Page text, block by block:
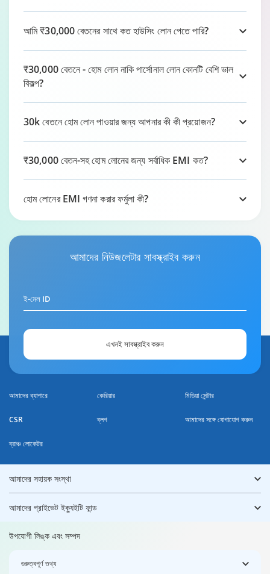
আমি ₹30,000 বেতনের সাথে কত হাউসিং লোন পেতে পারি?
₹30,000 বেতনে - হোম লোন নাকি পার্সোনাল লোন কোনটি বেশি ভাল
বিকল্প?
30k বেতনে হোম লোন পাওয়ার জন্য আপনার কী কী প্রয়োজন?
₹30,000 বেতন-সহ হোম লোনের জন্য সর্বাধিক EMI কত?
হোম লোনের EMI গণনা করার ফর্মুলা কী?
আমাদের নিউজলেটার সাবস্ক্রাইব করুন
ই-মেল ID
এখনই সাবস্ক্রাইব করুন
আমাদের ব্যাপারে কেরিয়ার মিডিয়া সেন্টার
CSR ব্লগ আমাদের সঙ্গে যোগাযোগ করুন
ব্রাঞ্চ লোকেটর
আমাদের সহায়ক সংস্থা
আমাদের প্রাইভেট ইক্যুইটি ফান্ড
উপযোগী লিঙ্ক এবং সম্পদ
গুরুত্বপূর্ণ তথ্য